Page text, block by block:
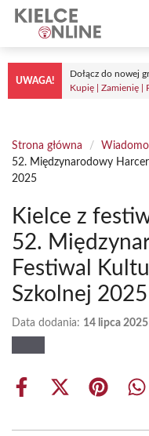
Przejdź
treści
UWAGA!
Dołącz do nowej
Kupię | Zamienię |
Strona główna /
52. Międzynarodowy
2025
Kielce z
52.
Festiwal
Szkolnej 2025
Data dodania: 14 lipca 2025
Share
Share
(Twitter)
Share